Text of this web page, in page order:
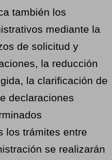
también los
mediante la
de solicitud y
la reducción
la clarificación de
declaraciones
los trámites entre
se realizarán